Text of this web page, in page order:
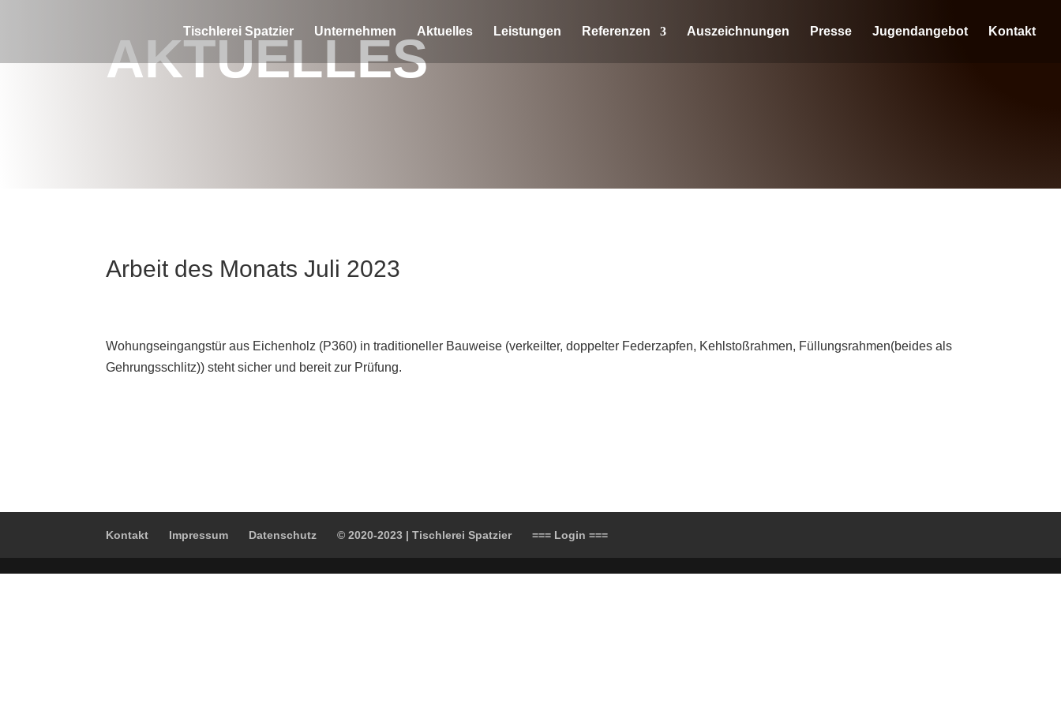
Tischlerei Spatzier Unternehmen Aktuelles Leistungen Referenzen Auszeichnungen Presse Jugendangebot Kontakt
AKTUELLES
Arbeit des Monats Juli 2023
Wohungseingangstür aus Eichenholz (P360) in traditioneller Bauweise (verkeilter, doppelter Federzapfen, Kehlstoßrahmen, Füllungsrahmen(beides als
Gehrungsschlitz)) steht sicher und bereit zur Prüfung.
Kontakt Impressum Datenschutz © 2020-2023 | Tischlerei Spatzier === Login ===